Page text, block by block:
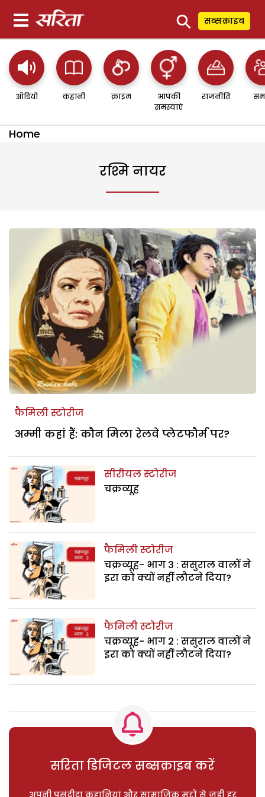
⚲ सब्सक्राइब
ऑडियो कहानी क्राइम
आपकी
समस्याएं
राजनीति
Home
रश्मि नायर
फैमिली स्टोरीज
अम्मी कहां हैं: कौन मिला रेलवे प्लेटफौर्म पर?
सीरीयल स्टोरीज
चक्रव्यूह
फैमिली स्टोरीज
चक्रव्यूह- भाग 3 : ससुराल वालों ने
इरा को क्यों नहीं लौटने दिया?
फैमिली स्टोरीज
चक्रव्यूह- भाग 2 : ससुराल वालों ने
इरा को क्यों नहीं लौटने दिया?
सरिता डिजिटल सब्सक्राइब करें